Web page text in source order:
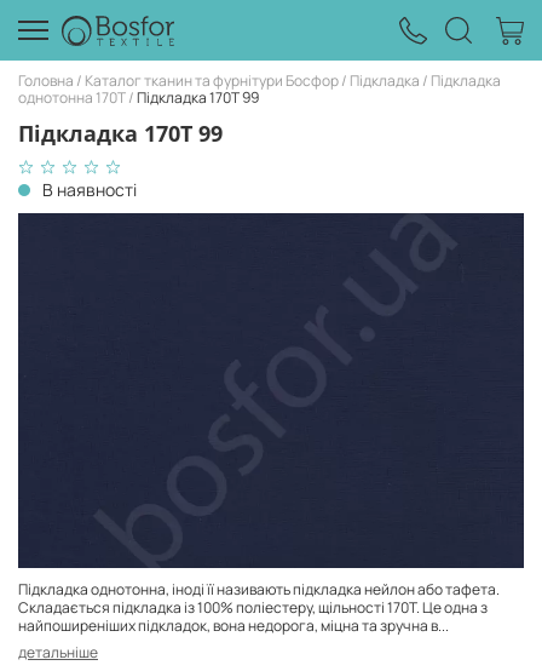
Головна Каталог тканин та фурнітури Босфор Підкладка
Підкладка
однотонна 170Т Підкладка 170T 99
Підкладка 170T 99
В наявності
Підкладка однотонна, іноді її називають підкладка нейлон або тафета.
Складається підкладка із 100% поліестеру, щільності 170Т. Це одна з
найпоширеніших підкладок, вона недорога, міцна та зручна в...
детальніше